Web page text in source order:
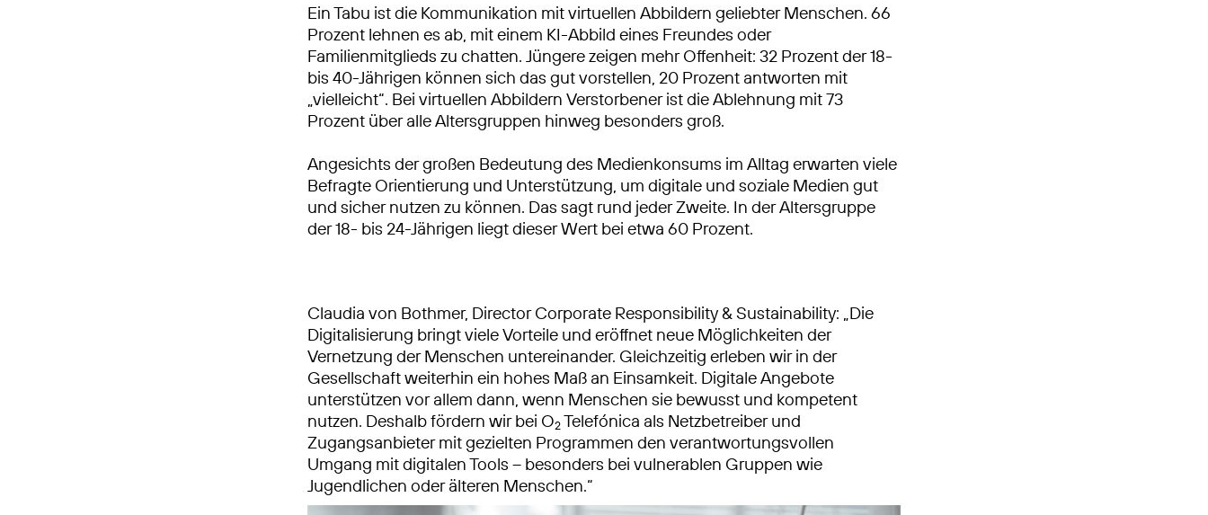
Ein Tabu ist die Kommunikation mit virtuellen Abbildern geliebter Menschen. 66
Prozent lehnen es ab, mit einem KI-Abbild eines Freundes oder
Familienmitglieds zu chatten. Jüngere zeigen mehr Offenheit: 32 Prozent der 18-
bis 40-Jährigen können sich das gut vorstellen, 20 Prozent antworten mit
„vielleicht“. Bei virtuellen Abbildern Verstorbener ist die Ablehnung mit 73
Prozent über alle Altersgruppen hinweg besonders groß.
Angesichts der großen Bedeutung des Medienkonsums im Alltag erwarten viele
Befragte Orientierung und Unterstützung, um digitale und soziale Medien gut
und sicher nutzen zu können. Das sagt rund jeder Zweite. In der Altersgruppe
der 18- bis 24-Jährigen liegt dieser Wert bei etwa 60 Prozent.
Claudia von Bothmer, Director Corporate Responsibility & Sustainability: „Die
Digitalisierung bringt viele Vorteile und eröffnet neue Möglichkeiten der
Vernetzung der Menschen untereinander. Gleichzeitig erleben wir in der
Gesellschaft weiterhin ein hohes Maß an Einsamkeit. Digitale Angebote
unterstützen vor allem dann, wenn Menschen sie bewusst und kompetent
nutzen. Deshalb fördern wir bei O2Telefónica als Netzbetreiber und
Zugangsanbieter mit gezielten Programmen den verantwortungsvollen
Umgang mit digitalen Tools – besonders bei vulnerablen Gruppen wie
Jugendlichen oder älteren Menschen.“